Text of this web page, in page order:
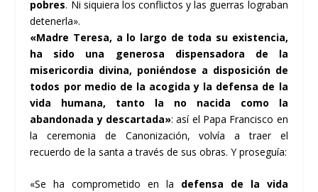
pobres. Ni siquiera los conflictos y las guerras lograban
detenerla».
«Madre Teresa, a lo largo de toda su existencia,
ha sido una generosa dispensadora de la
misericordia divina, poniéndose a disposición de
todos por medio de la acogida y la defensa de la
vida humana, tanto la no nacida como la
abandonada y descartada»: así el Papa Francisco en
la ceremonia de Canonización, volvía a traer el
recuerdo de la santa a través de sus obras. Y proseguía:
«Se ha comprometido en la defensa de la vida